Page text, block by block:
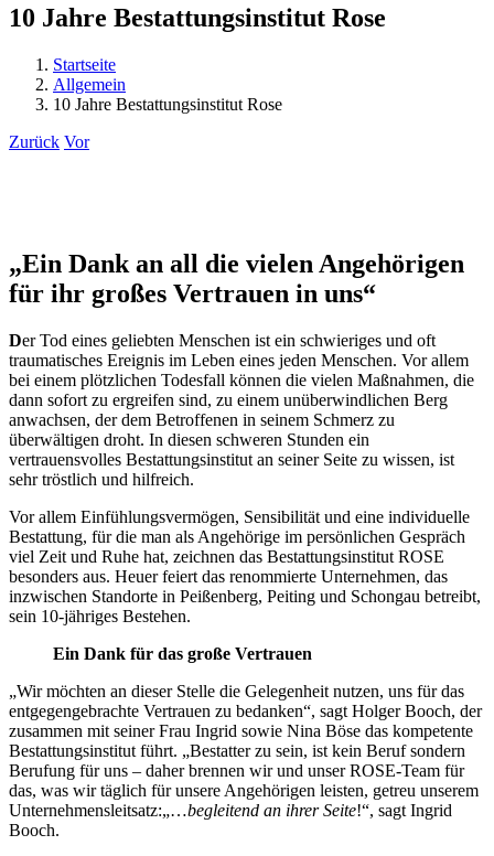
10 Jahre Bestattungsinstitut Rose
Startseite
Allgemein
10 Jahre Bestattungsinstitut Rose
Zurück Vor
„Ein Dank an all die vielen Angehörigen
für ihr großes Vertrauen in uns“
Der Tod eines geliebten Menschen ist ein schwieriges und oft
traumatisches Ereignis im Leben eines jeden Menschen. Vor allem
bei einem plötzlichen Todesfall können die vielen Maßnahmen, die
dann sofort zu ergreifen sind, zu einem unüberwindlichen Berg
anwachsen, der dem Betroffenen in seinem Schmerz zu
überwältigen droht. In diesen schweren Stunden ein
vertrauensvolles Bestattungsinstitut an seiner Seite zu wissen, ist
sehr tröstlich und hilfreich.
Vor allem Einfühlungsvermögen, Sensibilität und eine individuelle
Bestattung, für die man als Angehörige im persönlichen Gespräch
viel Zeit und Ruhe hat, zeichnen das Bestattungsinstitut ROSE
besonders aus. Heuer feiert das renommierte Unternehmen, das
inzwischen Standorte in Peißenberg, Peiting und Schongau betreibt,
sein 10-jähriges Bestehen.
Ein Dank für das große Vertrauen
„Wir möchten an dieser Stelle die Gelegenheit nutzen, uns für das
entgegengebrachte Vertrauen zu bedanken“, sagt Holger Booch, der
zusammen mit seiner Frau Ingrid sowie Nina Böse das kompetente
Bestattungsinstitut führt. „Bestatter zu sein, ist kein Beruf sondern
Berufung für uns – daher brennen wir und unser ROSE-Team für
das, was wir täglich für unsere Angehörigen leisten, getreu unserem
Unternehmensleitsatz:„…begleitend an ihrerSeite!“, sagt Ingrid
Booch.